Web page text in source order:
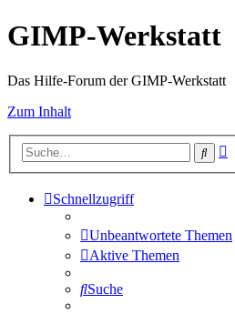
GIMP-Werkstatt
Das Hilfe-Forum der GIMP-Werkstatt
Zum Inhalt
Suche
Schnellzugriff
Unbeantwortete Themen
Aktive Themen
Suche